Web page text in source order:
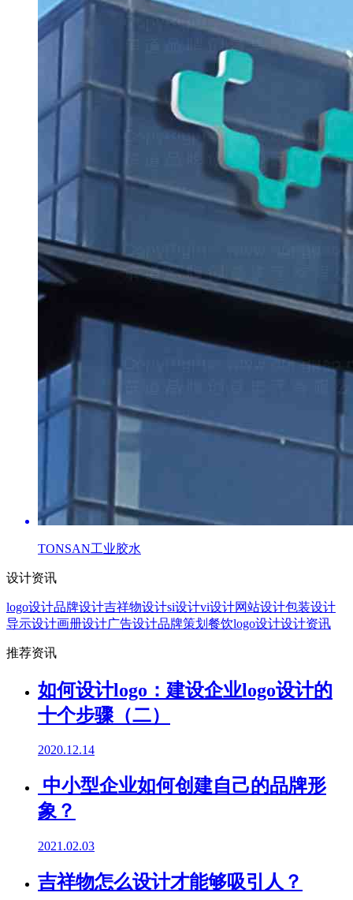
TONSAN工业胶水
设计资讯
logo设计品牌设计吉祥物设计si设计vi设计网站设计包装设计
导示设计画册设计广告设计品牌策划 餐饮logo设计设计资讯
推荐资讯
如何设计logo：建设企业logo设计的
十个步骤（二）
2020.12.14
中小型企业如何创建自己的品牌形
象？
2021.02.03
吉祥物怎么设计才能够吸引人？